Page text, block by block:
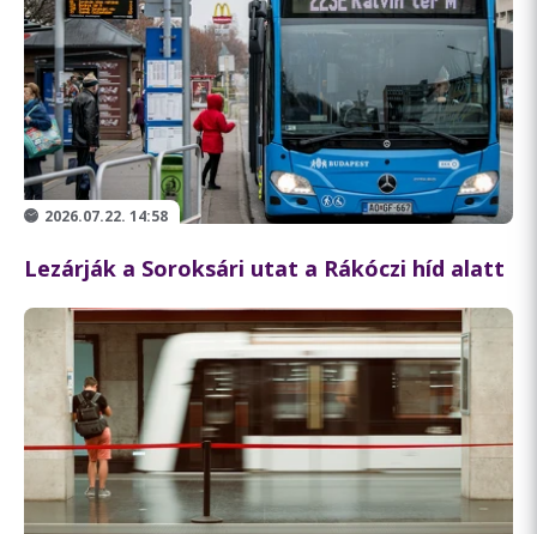
2026.07.22. 14:58
Lezárják a Soroksári utat a Rákóczi híd alatt